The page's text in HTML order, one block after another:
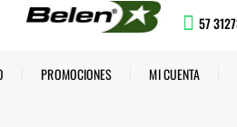
57
PROMOCIONES MI CUENTA